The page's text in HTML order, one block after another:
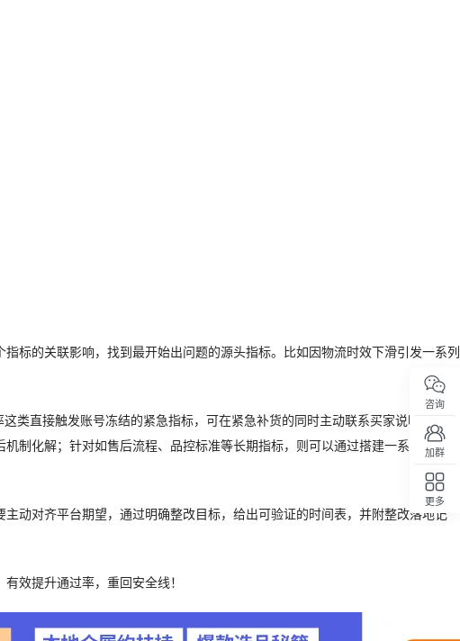
标的关联影响，找到最开始出问题的源头指标。比如因物流时效下滑引发一系列
直接触发账号冻结的紧急指标，可在紧急补货的同时主动联系买家说明降低取
制化解；针对如售后流程、品控标准等长期指标，则可以通过搭建一系列的标准
动对齐平台期望，通过明确整改目标，给出可验证的时间表，并附整改落地记
效提升通过率，重回安全线！
咨询
加群
更多
回顶部